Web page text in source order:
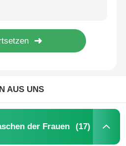
AUS UNS
der Frauen (17)